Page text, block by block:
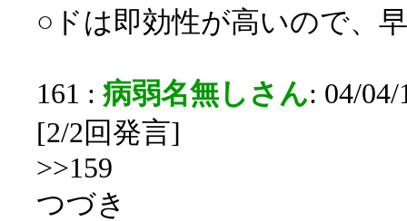
○ドは即効性が高いので、
161 : 病弱名無しさん: 04/
[2/2回発言]
>>159
つづき